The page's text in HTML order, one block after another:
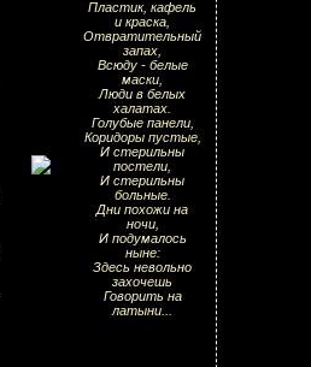
Пластик, кафель
и краска,
Отвратительный
запах,
Всюду - белые
маски,
Люди в белых
халатах.
Голубые панели,
Коридоры пустые,
И стерильны
постели,
И стерильны
больные.
Дни похожи на
ночи,
И подумалось
ныне:
Здесь невольно
захочешь
Говорить на
латыни...